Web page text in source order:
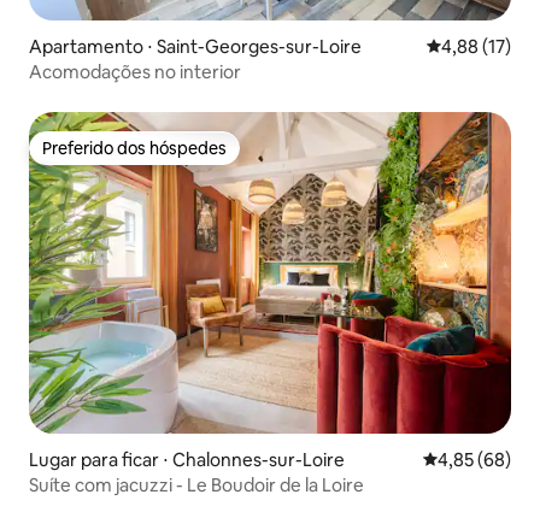
Apartamento ⋅ Saint-Georges-sur-Loire 4,88 de uma
4,88 (17)
Acomodações no interior
Preferido dos hóspedes
Preferido dos hóspedes
Lugar para ficar ⋅ Chalonnes-sur-Loire 4,85 de uma
4,85 (68)
Suíte com jacuzzi - Le Boudoir de la Loire